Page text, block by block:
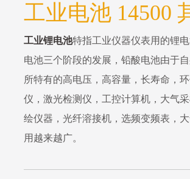
工业电池 14500
工业锂电池特指工业仪器仪表用的锂
电池三个阶段的发展，铅酸电池由于
所特有的高电压，高容量，长寿命，
仪，激光检测仪，工控计算机，大气
绘仪器，光纤溶接机，选频变频表，
用越来越广。